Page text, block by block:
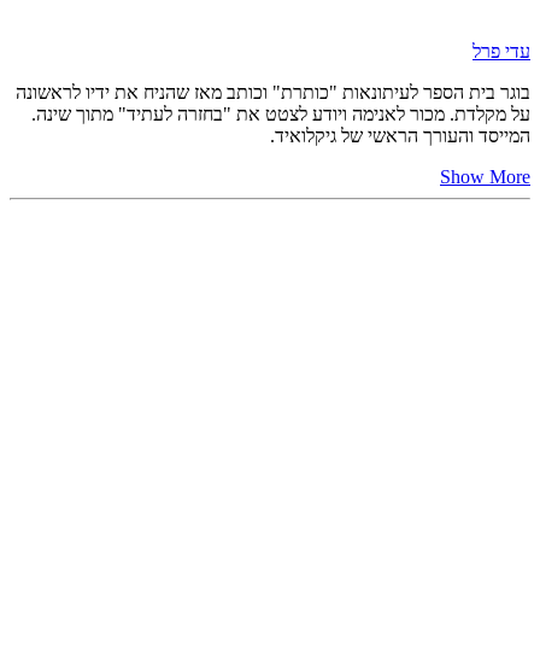
עדי פרל
בוגר בית הספר לעיתונאות "כותרת" וכותב מאז שהניח את ידיו לראשונה
על מקלדת. מכור לאנימה ויודע לצטט את "בחזרה לעתיד" מתוך שינה.
המייסד והעורך הראשי של גיקלואיד.
Show More